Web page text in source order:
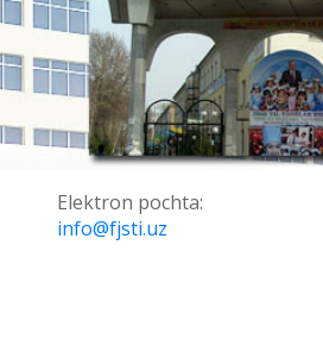
Elektron pochta:
info@fjsti.uz